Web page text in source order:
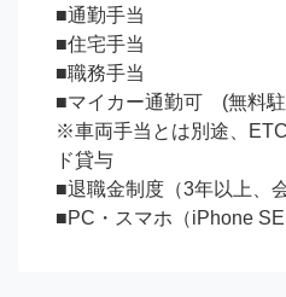
■通勤手当
■住宅手当
■職務手当
■マイカー通勤可　(無料
※車両手当とは別途、
ド貸与
■退職金制度（3年以上、
■PC・スマホ（iPhone